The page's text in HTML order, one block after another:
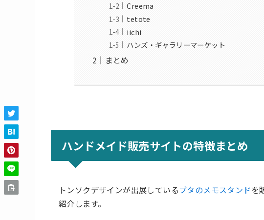
Creema
tetote
iichi
ハンズ・ギャラリーマーケット
まとめ
ハンドメイド販売サイトの特徴まとめ
トンソクデザインが出展しているブタのメモスタンドを
紹介します。